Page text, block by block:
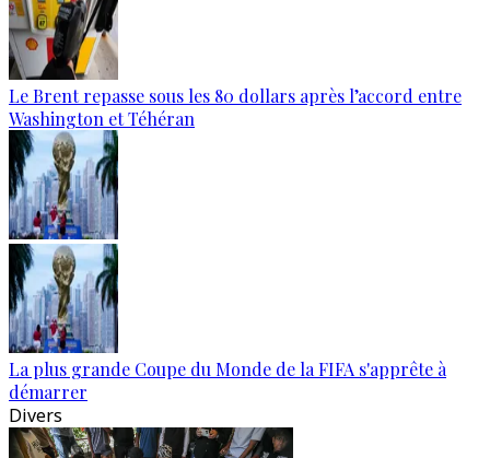
Le Brent repasse sous les 80 dollars après l’accord entre
Washington et Téhéran
La plus grande Coupe du Monde de la FIFA s'apprête à
démarrer
Divers